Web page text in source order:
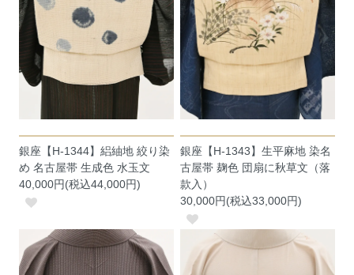
銀座【H-1344】絽紬地 絞り染
め 名古屋帯 生成色 水玉文
40,000円(税込44,000円)
銀座【H-1343】生平麻地 染名
古屋帯 麹色 団扇に秋草文（落
款入）
30,000円(税込33,000円)